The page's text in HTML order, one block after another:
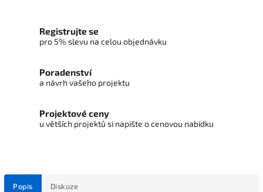
Registrujte se
pro 5% slevu na celou objednávku
Poradenství
a návrh vašeho projektu
Projektové ceny
u větších projektů si napište o cenovou nabídku
Popis Diskuze